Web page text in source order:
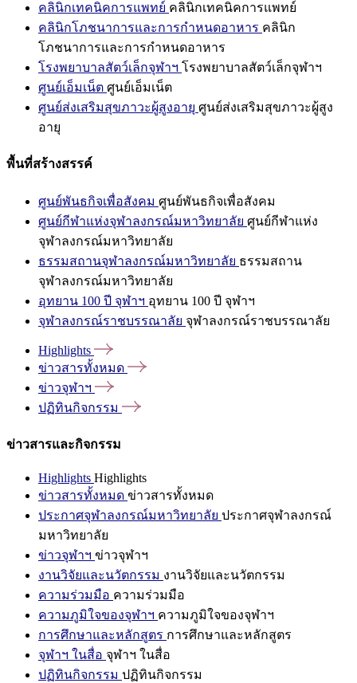
คลินิกเทคนิคการแพทย์ คลินิกเทคนิคการแพทย์
คลินิกโภชนาการและการกำหนดอาหาร คลินิก
โภชนาการและการกำหนดอาหาร
โรงพยาบาลสัตว์เล็กจุฬาฯ โรงพยาบาลสัตว์เล็กจุฬาฯ
ศูนย์เอ็มเน็ต ศูนย์เอ็มเน็ต
ศูนย์ส่งเสริมสุขภาวะผู้สูงอายุ ศูนย์ส่งเสริมสุขภาวะผู้สูง
อายุ
พื้นที่สร้างสรรค์
ศูนย์พันธกิจเพื่อสังคม ศูนย์พันธกิจเพื่อสังคม
ศูนย์กีฬาแห่งจุฬาลงกรณ์มหาวิทยาลัย ศูนย์กีฬาแห่ง
จุฬาลงกรณ์มหาวิทยาลัย
ธรรมสถานจุฬาลงกรณ์มหาวิทยาลัย ธรรมสถาน
จุฬาลงกรณ์มหาวิทยาลัย
อุทยาน 100 ปี จุฬาฯ อุทยาน 100 ปี จุฬาฯ
จุฬาลงกรณ์ราชบรรณาลัย จุฬาลงกรณ์ราชบรรณาลัย
Highlights
ข่าวสารทั้งหมด
ข่าวจุฬาฯ
ปฏิทินกิจกรรม
ข่าวสารและกิจกรรม
Highlights Highlights
ข่าวสารทั้งหมด ข่าวสารทั้งหมด
ประกาศจุฬาลงกรณ์มหาวิทยาลัย ประกาศจุฬาลงกรณ์
มหาวิทยาลัย
ข่าวจุฬาฯ ข่าวจุฬาฯ
งานวิจัยและนวัตกรรม งานวิจัยและนวัตกรรม
ความร่วมมือ ความร่วมมือ
ความภูมิใจของจุฬาฯ ความภูมิใจของจุฬาฯ
การศึกษาและหลักสูตร การศึกษาและหลักสูตร
จุฬาฯ ในสื่อ จุฬาฯ ในสื่อ
ปฏิทินกิจกรรม ปฏิทินกิจกรรม